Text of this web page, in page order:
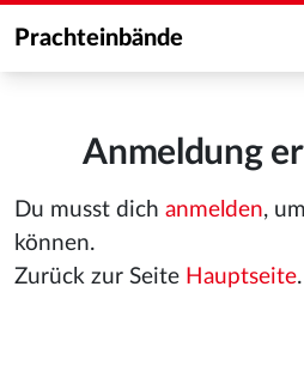
Prachteinbände
Anmeldung
Du musst dich anmelden,
können.
Zurück zur Seite Hauptseite.